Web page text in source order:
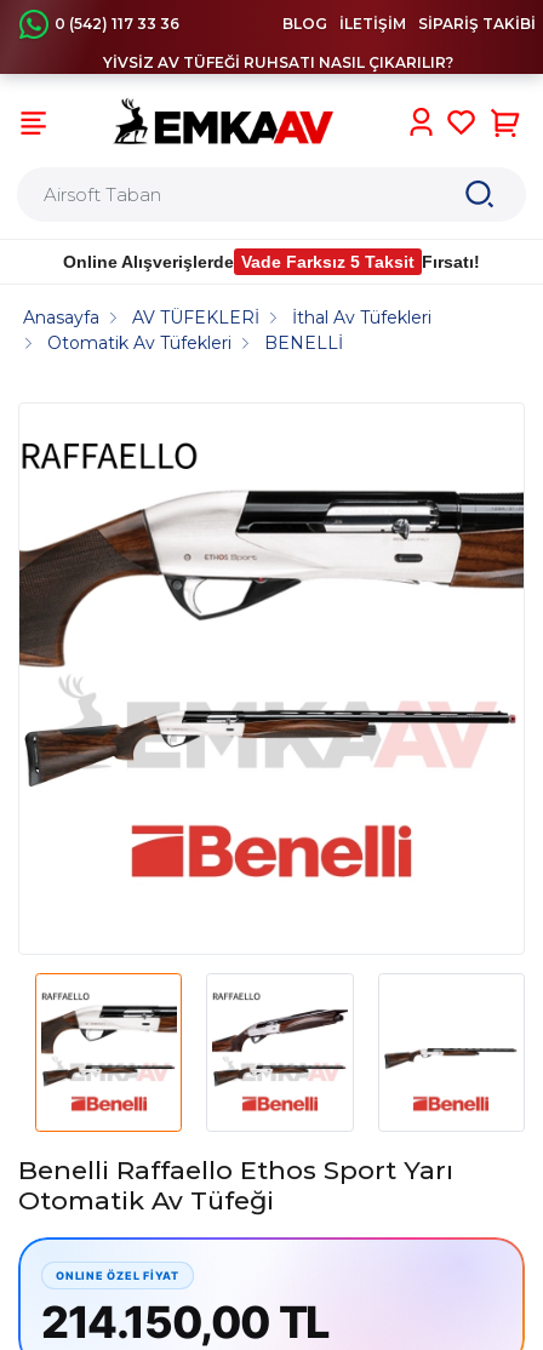
0 (542) 117 33 36 BLOG İLETİŞİM SİPARİŞ TAKİBİ
YİVSİZ AV TÜFEĞİ RUHSATI NASIL ÇIKARILIR?
Online Alışverişlerde Vade Farksız 5 Taksit Fırsatı!
Anasayfa AV TÜFEKLERİ
İthal Av Tüfekleri
Otomatik Av Tüfekleri
BENELLİ
Benelli Raffaello Ethos Sport Yarı
Otomatik Av Tüfeği
214.150,00 TL